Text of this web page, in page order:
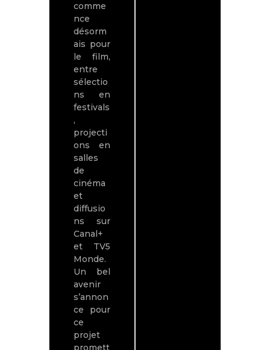
comme
nce
désorm
ais pour
le film,
entre
sélectio
ns en
festivals
,
projecti
ons en
salles
de
cinéma
et
diffusio
ns sur
Canal+
et TV5
Monde.
Un bel
avenir
s’annon
ce pour
ce
projet
promett